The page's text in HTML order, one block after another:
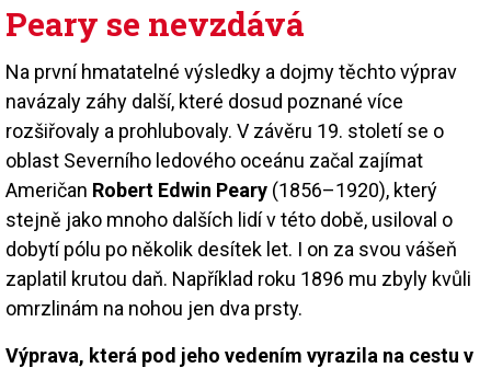
Peary se nevzdává
Na první hmatatelné výsledky a dojmy těchto výprav
navázaly záhy další, které dosud poznané více
rozšiřovaly a prohlubovaly. V závěru 19. století se o
oblast Severního ledového oceánu začal zajímat
Američan Robert Edwin Peary (1856–1920), který
stejně jako mnoho dalších lidí v této době, usiloval o
dobytí pólu po několik desítek let. I on za svou vášeň
zaplatil krutou daň. Například roku 1896 mu zbyly kvůli
omrzlinám na nohou jen dva prsty.
Výprava, která pod jeho vedením vyrazila na cestu v